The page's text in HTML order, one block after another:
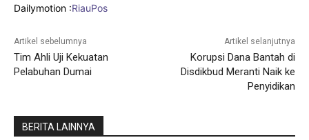
Dailymotion :RiauPos
Artikel sebelumnya
Tim Ahli Uji Kekuatan
Pelabuhan Dumai
Artikel selanjutnya
Korupsi Dana Bantah di
Disdikbud Meranti Naik ke
Penyidikan
BERITA LAINNYA